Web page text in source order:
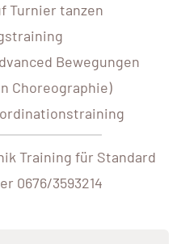
Turnier tanzen
Bewegungen
Choreographie)
Training für Standard
0676/3593214